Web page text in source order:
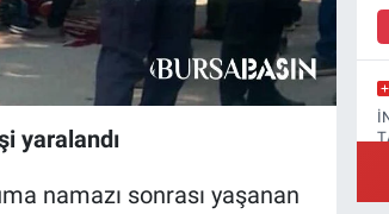
yaralandı
namazı sonrası yaşanan